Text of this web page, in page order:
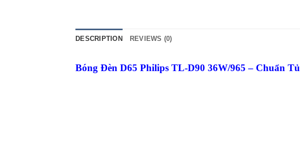
DESCRIPTION REVIEWS (0)
Bóng Đèn D65 Philips TL-D90 36W/965 – Chuẩn